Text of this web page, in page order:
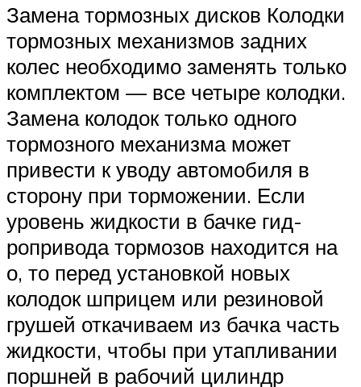
Замена тормозных дисков Колодки
тормозных ме­ханизмов задних
колес необходимо заменять толь­ко
комплектом — все четы­ре колодки.
Замена колодок только одного
тормозного механизма может
привести к уводу автомобиля в
сторону при торможении. Если
уровень жидкости в бачке гид­
ропривода тормозов находится на
о, то перед установ­кой новых
колодок шприцем или резиновой
грушей откачиваем из бачка часть
жидкости, чтобы при утапливании
поршней в рабочий ци­линдр